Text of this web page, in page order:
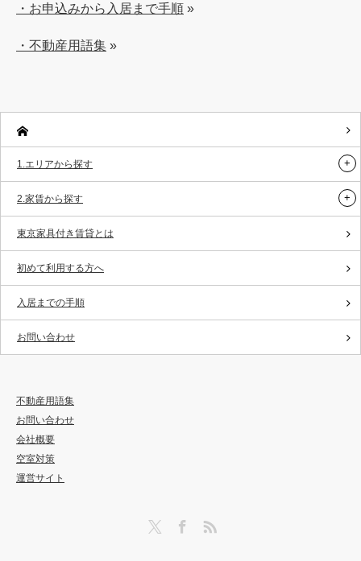
・お申込みから入居まで手順 »
・不動産用語集 »
1.エリアから探す
2.家賃から探す
東京家具付き賃貸とは
初めて利用する方へ
入居までの手順
お問い合わせ
不動産用語集
お問い合わせ
会社概要
空室対策
運営サイト